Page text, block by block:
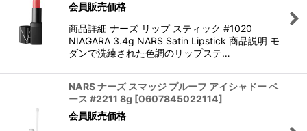
会員販売価格
商品詳細 ナーズ リップ スティック #1020
NIAGARA 3.4g NARS Satin Lipstick 商品説明 モ
ダンで洗練された色調のリップステ…
NARS ナーズ スマッジ プルーフ アイシャドー ベ
ース #2211 8g [0607845022114]
会員販売価格